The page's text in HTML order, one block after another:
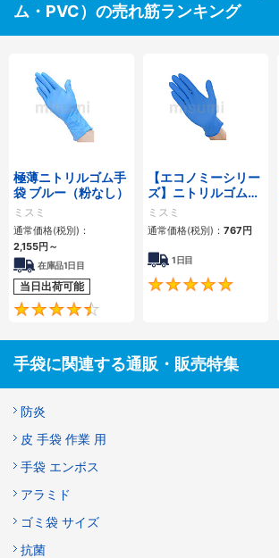
ム・PVC）の売れ筋ランキング
極薄ニトリルゴム手
袋 ブルー（粉なし）
ミスミ
通常価格(税別)：
2,155円～
在庫品1日目
当日出荷可能
【エコノミーシリー
ズ】ニトリルゴム手
袋 ブルー（粉なし）
ミスミ
通常価格(税別)： 767円
1日目
手袋に関連する通販・販売特集
防炎
皮 手袋 作業 用
手袋 エンボス
アラミド
ゴミ袋 サイズ
抗菌